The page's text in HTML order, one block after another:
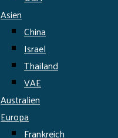
Asien
China
Israel
Thailand
VAE
Australien
Europa
Frankreich